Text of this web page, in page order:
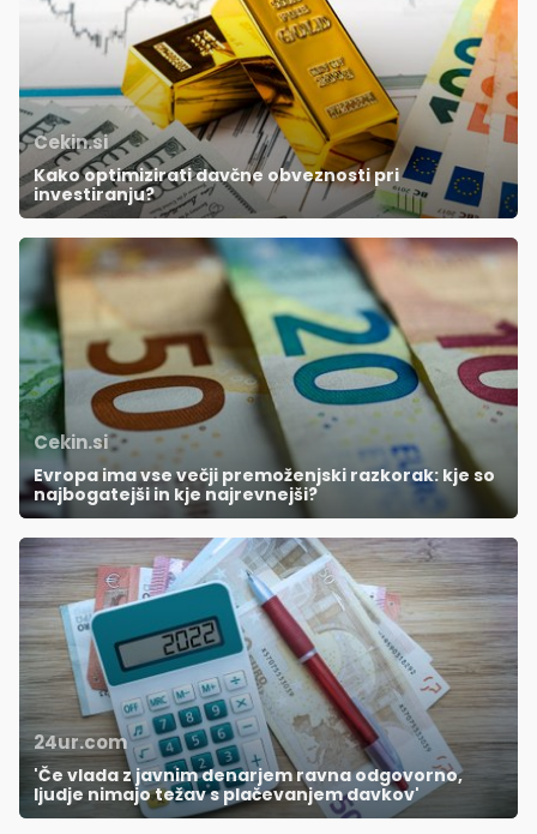
Cekin.si
Kako optimizirati davčne obveznosti pri
investiranju?
Cekin.si
Evropa ima vse večji premoženjski razkorak: kje so
najbogatejši in kje najrevnejši?
24ur.com
'Če vlada z javnim denarjem ravna odgovorno,
ljudje nimajo težav s plačevanjem davkov'